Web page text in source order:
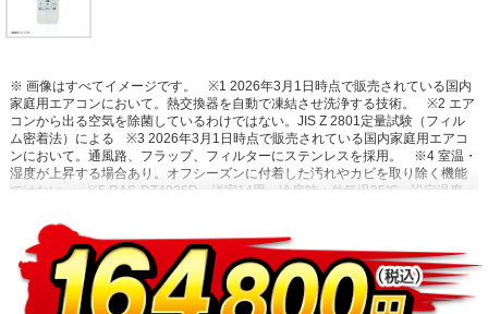
※ 画像はすべてイメージです。
※1 2026年3月1日時点で販売されている国内
家庭用エアコンにおいて。熱交換器を自動で凍結させ洗浄する技術。
※2 エア
コンから出る空気を除菌しているわけではない。JIS Z 2801定量試験（フィル
ム密着法）による
※3 2026年3月1日時点で販売されている国内家庭用エアコ
ンにおいて。通風路、フラップ、フィルターにステンレスを採用。
※4 室温・
湿度が上昇する場合あり。オフシーズンに付着した汚れやカビを取り除く機能
ではない。
※5 RAS-DT4026D。洋室14畳。冷房時：外気温35℃、設定温度
れっきり］ON（187Wh）とOFF（242Wh）との比較。カーテンを閉め切った
日射量の少ない日中を想定。
※6 運転中の室外機の吸い込み空気温度。ベラン
ダなど狭小スペースに設置した場合、室外機周辺が高温になることがありま
す。所定の設置スペースを確保してください。また、高温の場合、製品保護の
ため運転しないことがあります。使用環境により能力が低下する場合がありま